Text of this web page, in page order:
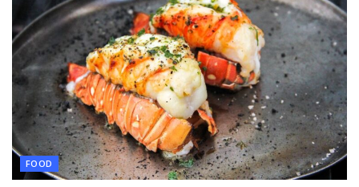
FOOD